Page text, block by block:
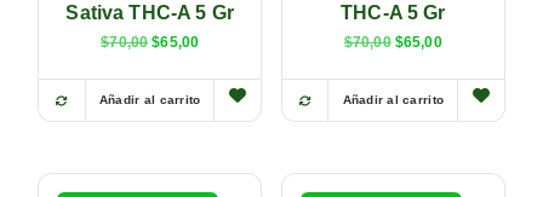
Sativa THC-A 5 Gr
$70,00 $65,00
Añadir al carrito
THC-A 5 Gr
$70,00 $65,00
Añadir al carrito